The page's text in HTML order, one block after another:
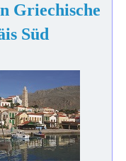
Griechische
Süd